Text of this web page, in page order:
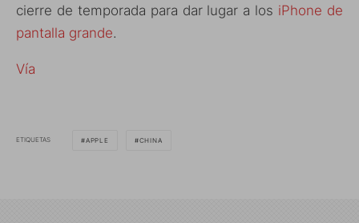
cierre de temporada para dar lugar a los iPhone de
pantalla grande.
Vía
ETIQUETAS APPLE CHINA